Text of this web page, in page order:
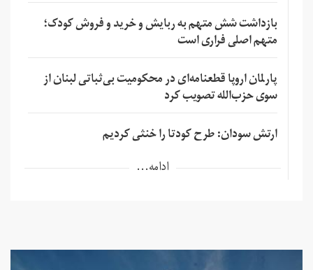
بازداشت شش متهم به ربایش و خرید و فروش کودک؛
متهم اصلی فراری است
پارلمان اروپا قطعنامه‌ای در محکومیت بی‌ثباتی لبنان از
سوی حزب‌الله تصویب کرد
ارتش سودان: طرح کودتا را خنثی کردیم
ادامه...